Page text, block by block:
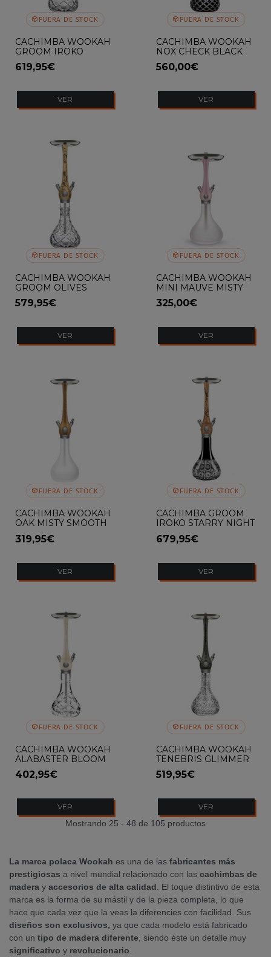
La marca polaca Wookah es una de las fabricantes más
prestigiosas a nivel mundial relacionado con las cachimbas de
madera y accesorios de alta calidad. El toque distintivo de esta
marca es la forma de su mástil y de la pieza completa, lo que
hace que cada vez que la veas la diferencies con facilidad. Sus
diseños son exclusivos, ya que cada modelo está fabricado
con un tipo de madera diferente, siendo éste un detalle muy
significativo y revolucionario.
FUERA DE STOCK
CACHIMBA WOOKAH
GROOM IROKO
OLIVES
619,95€
VER
FUERA DE STOCK
CACHIMBA WOOKAH
NOX CHECK BLACK
560,00€
VER
FUERA DE STOCK
CACHIMBA WOOKAH
GROOM OLIVES
579,95€
VER
FUERA DE STOCK
CACHIMBA WOOKAH
MINI MAUVE MISTY
SMOOTH
325,00€
VER
FUERA DE STOCK
CACHIMBA WOOKAH
OAK MISTY SMOOTH
319,95€
VER
FUERA DE STOCK
CACHIMBA GROOM
IROKO STARRY NIGHT
679,95€
VER
FUERA DE STOCK
CACHIMBA WOOKAH
ALABASTER BLOOM
402,95€
VER
FUERA DE STOCK
CACHIMBA WOOKAH
TENEBRIS GLIMMER
519,95€
VER
Mostrando 25 - 48 de 105 productos